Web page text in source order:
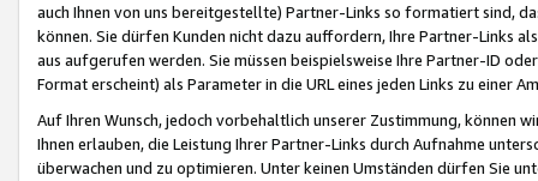
auch Ihnen von uns bereitgestellte) Partner-Links so formatiert sind,
können. Sie dürfen Kunden nicht dazu auffordern, Ihre Partner-Links
aus aufgerufen werden. Sie müssen beispielsweise Ihre Partner-ID
Format erscheint) als Parameter in die URL eines jeden Links zu einer
Auf Ihren Wunsch, jedoch vorbehaltlich unserer Zustimmung, können
Ihnen erlauben, die Leistung Ihrer Partner-Links durch Aufnahme
überwachen und zu optimieren. Unter keinen Umständen dürfen Sie